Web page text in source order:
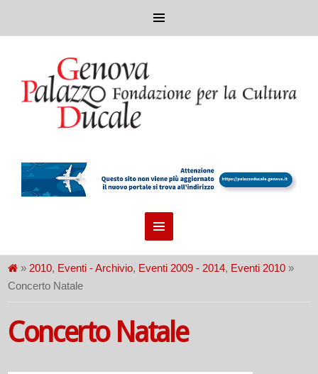
» 2010, Eventi - Archivio, Eventi 2009 - 2014, Eventi 2010 »
Concerto Natale
Concerto Natale